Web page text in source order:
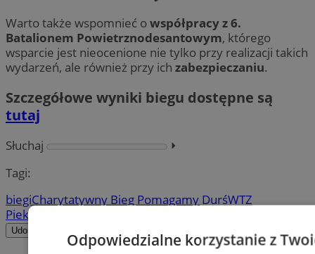
Warto także wspomnieć owspółpracy z 6.
Batalionem Powietrznodesantowym, którego
wsparcie jest nieocenione nie tylko przy realizacji takich
wydarzeń, ale również przy ich zabezpieczaniu.
Szczegółowe wyniki biegu dostępne są
tutaj
Słuchaj
⏵︎
Tagi:
biegiCharytatywny Bieg Pomagamy DurśWTZ
Piekary
Udostępnij Odpowiedzialne korzystanie z